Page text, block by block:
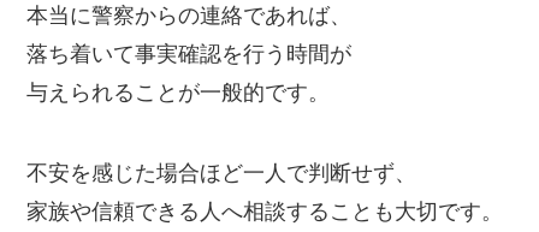
本当に警察からの連絡であれば、
落ち着いて事実確認を行う時間が
与えられることが一般的です。
不安を感じた場合ほど一人で判断せず、
家族や信頼できる人へ相談することも大切です。